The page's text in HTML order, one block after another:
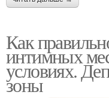
Как
интимных
условиях.
зоны